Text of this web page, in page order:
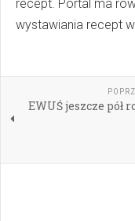
recept. Portal ma
wystawiania recept
EWUŚ jeszcze pół